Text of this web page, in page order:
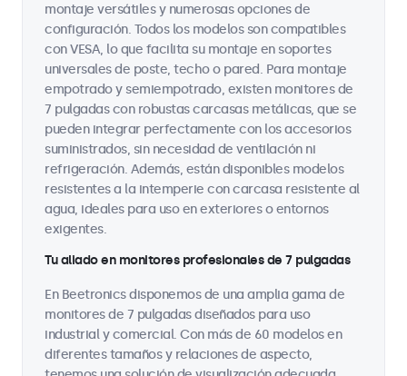
montaje versátiles y numerosas opciones de
configuración. Todos los modelos son compatibles
con VESA, lo que facilita su montaje en soportes
universales de poste, techo o pared. Para montaje
empotrado y semiempotrado, existen monitores de
7 pulgadas con robustas carcasas metálicas, que se
pueden integrar perfectamente con los accesorios
suministrados, sin necesidad de ventilación ni
refrigeración. Además, están disponibles modelos
resistentes a la intemperie con carcasa resistente al
agua, ideales para uso en exteriores o entornos
exigentes.
Tu aliado en monitores profesionales de 7 pulgadas
En Beetronics disponemos de una amplia gama de
monitores de 7 pulgadas diseñados para uso
industrial y comercial. Con más de 60 modelos en
diferentes tamaños y relaciones de aspecto,